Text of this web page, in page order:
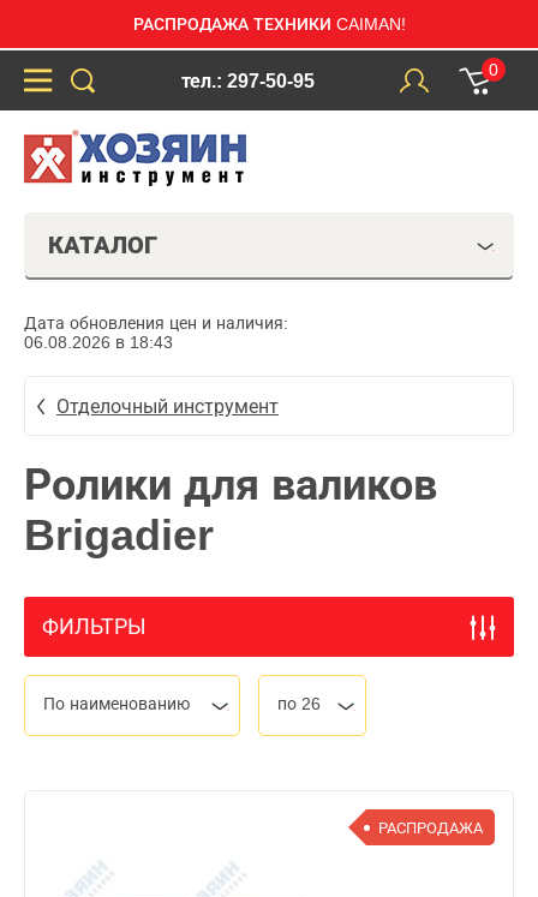
РАСПРОДАЖА ТЕХНИКИ CAIMAN!
тел.: 297-50-95
0
КАТАЛОГ
Дата обновления цен и наличия:
06.08.2026 в 18:43
Отделочный инструмент
Ролики для валиков
Brigadier
ФИЛЬТРЫ
По наименованию по 26
РАСПРОДАЖА